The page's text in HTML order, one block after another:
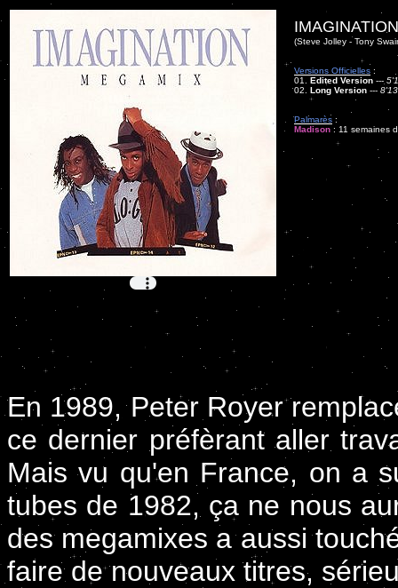
(Steve Jolley - Tony
Versions Officielles :
01. Edited Version ---
02. Long Version --- 8'13
Palmarès :
Madison : 11 semaines
En 1989, Peter Royer
ce dernier préfèrant aller
Mais vu qu'en France, on a
tubes de 1982, ça ne nous
des megamixes a aussi
faire de nouveaux titres,